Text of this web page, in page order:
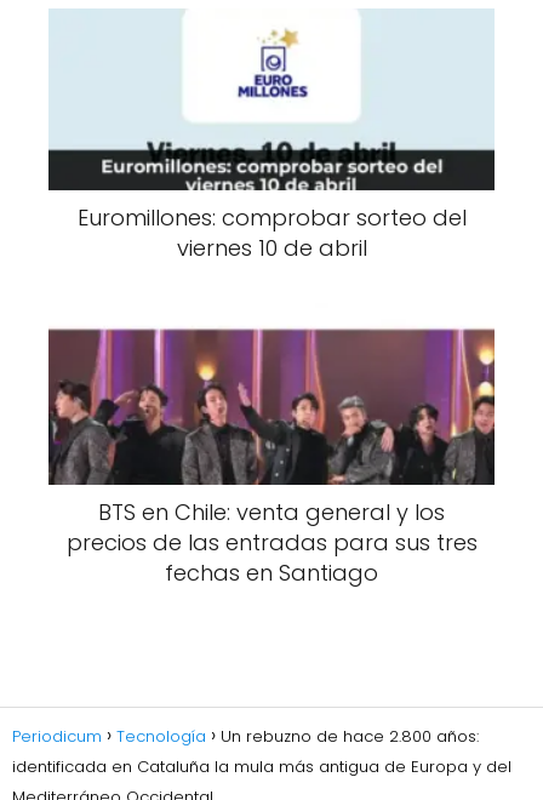
Euromillones: comprobar sorteo del
viernes 10 de abril
BTS en Chile: venta general y los
precios de las entradas para sus tres
fechas en Santiago
Periodicum Tecnología
Un rebuzno de hace 2.800 años:
identificada en Cataluña la mula más antigua de Europa y del